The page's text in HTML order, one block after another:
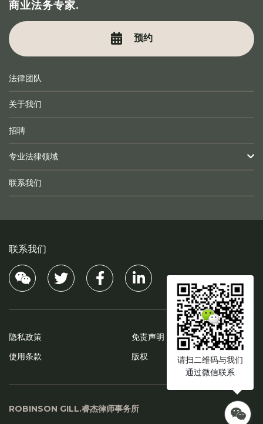
请扫二维码与我们
通过微信联系
商业法务专家.
预约
法律团队
关于我们
招聘
专业法律领域
联系我们
联系我们
Visit our WeChatVisit our TwitterVisit our FacebookVisit our Linkedin
隐私政策
免责声明
使用条款
版权
ROBINSON GILL.睿杰律师事务所